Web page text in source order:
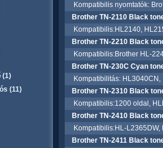
(1)
(11)
Kompatibilis nyomtatók:
Brother TN-2110 Black
Kompatibilis:HL2140,
Brother TN-2210 Black
Kompatibilis:Brother HL-
Brother TN-230C Cyan
Kompatibilitás: HL3040CN,
Brother TN-2310 Black
Kompatibilis:1200 oldal,
Brother TN-2410 Black
Kompatibilis:HL-L2365DW,
Brother TN-2411 Black